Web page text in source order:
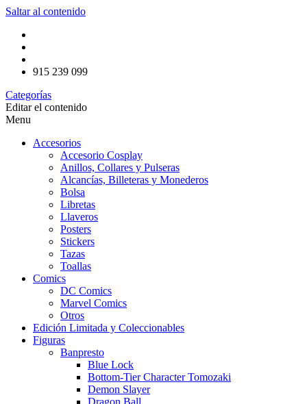
Saltar al contenido
915 239 099
Categorías
Editar el contenido
Menu
Accesorios
Accesorio Cosplay
Anillos, Collares y Pulseras
Alcancías, Billeteras y Monederos
Bolsa
Libretas
Llaveros
Posters
Stickers
Tazas
Toallas
Comics
DC Comics
Marvel Comics
Otros
Edición Limitada y Coleccionables
Figuras
Banpresto
Blue Lock
Bottom-Tier Character Tomozaki
Demon Slayer
Dragon Ball